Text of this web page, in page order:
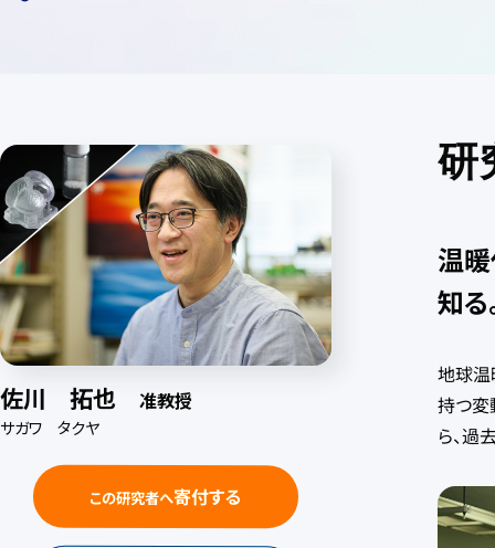
佐川 拓也 准教授
サガワ タクヤ
この研究者へ寄付する
研
温
知る
地球温
持つ変
ら、過